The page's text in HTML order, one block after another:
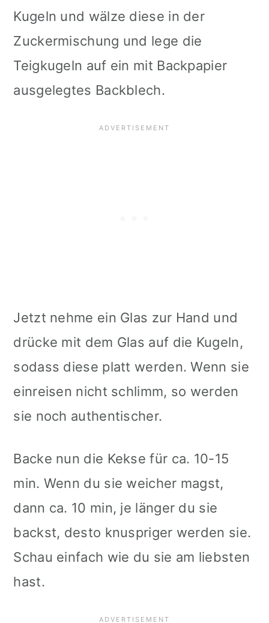
Kugeln und wälze diese in der
Zuckermischung und lege die
Teigkugeln auf ein mit Backpapier
ausgelegtes Backblech.
Jetzt nehme ein Glas zur Hand und
drücke mit dem Glas auf die Kugeln,
sodass diese platt werden. Wenn sie
einreisen nicht schlimm, so werden
sie noch authentischer.
Backe nun die Kekse für ca. 10-15
min. Wenn du sie weicher magst,
dann ca. 10 min, je länger du sie
backst, desto knuspriger werden sie.
Schau einfach wie du sie am liebsten
hast.